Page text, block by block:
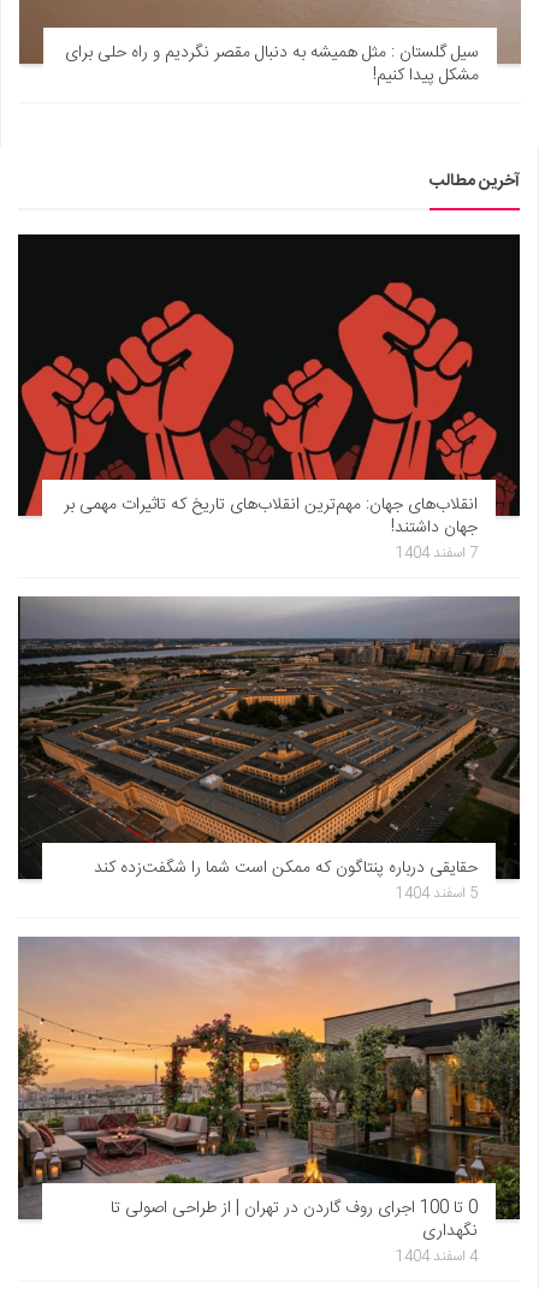
سیل گلستان : مثل همیشه به دنبال مقصر نگردیم و راه حلی برای
مشکل پیدا کنیم!
آخرین مطالب
انقلاب‌های جهان: مهم‌ترین انقلاب‌های تاریخ که تاثیرات مهمی بر
جهان داشتند!
7 اسفند 1404
حقایقی درباره پنتاگون که ممکن است شما را شگفت‌زده کند
5 اسفند 1404
0 تا 100 اجرای روف گاردن در تهران | از طراحی اصولی تا
نگهداری
4 اسفند 1404